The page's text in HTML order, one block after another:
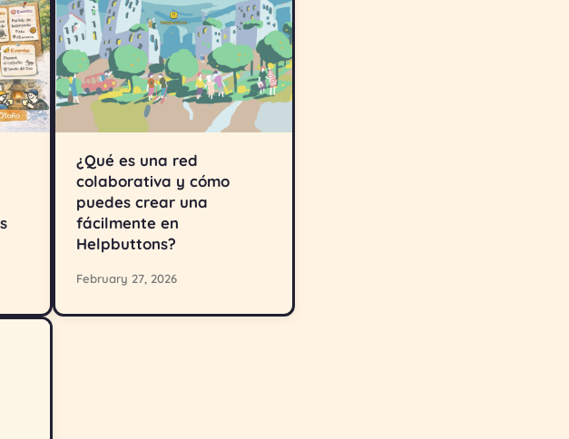
¿Qué es una red
colaborativa y cómo
puedes crear una
fácilmente en
Helpbuttons?
February 27, 2026